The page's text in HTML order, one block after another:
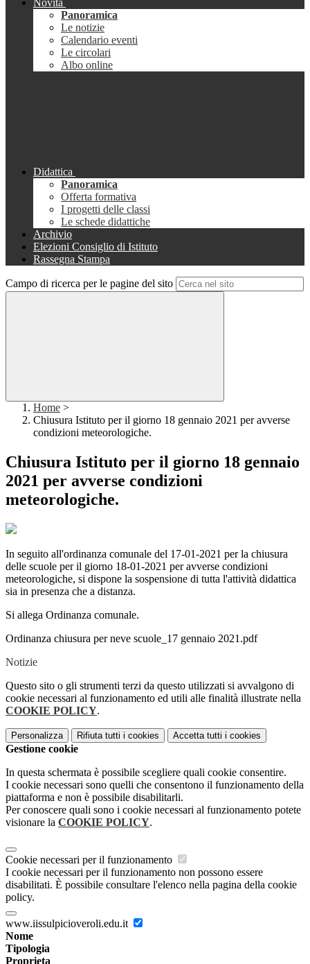
Novità
Panoramica
Le notizie
Calendario eventi
Le circolari
Albo online
Didattica
Panoramica
Offerta formativa
I progetti delle classi
Le schede didattiche
Archivio
Elezioni Consiglio di Istituto
Rassegna Stampa
Campo di ricerca per le pagine del sito
Home >
Chiusura Istituto per il giorno 18 gennaio 2021 per avverse
condizioni meteorologiche.
Chiusura Istituto per il giorno 18 gennaio
2021 per avverse condizioni
meteorologiche.
In seguito all'ordinanza comunale del 17-01-2021 per la chiusura
delle scuole per il giorno 18-01-2021 per avverse condizioni
meteorologiche, si dispone la sospensione di tutta l'attività didattica
sia in presenza che a distanza.
Si allega Ordinanza comunale.
Ordinanza chiusura per neve scuole_17 gennaio 2021.pdf
Notizie
Questo sito o gli strumenti terzi da questo utilizzati si avvalgono di
cookie necessari al funzionamento ed utili alle finalità illustrate nella
COOKIE POLICY.
Personalizza Rifiuta tutti i cookies Accetta tutti i cookies
Gestione cookie
In questa schermata è possibile scegliere quali cookie consentire.
I cookie necessari sono quelli che consentono il funzionamento della
piattaforma e non è possibile disabilitarli.
Per conoscere quali sono i cookie necessari al funzionamento potete
visionare la COOKIE POLICY.
Cookie necessari per il funzionamento
I cookie necessari per il funzionamento non possono essere
disabilitati. È possibile consultare l'elenco nella pagina della cookie
policy.
www.iissulpicioveroli.edu.it
Nome
Tipologia
Proprieta